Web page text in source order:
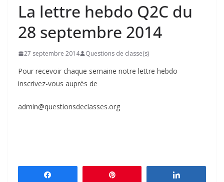
La lettre hebdo Q2C du
28 septembre 2014
27 septembre 2014 Questions de classe(s)
Pour recevoir chaque semaine notre lettre hebdo
inscrivez-vous auprès de
admin@questionsdeclasses.org